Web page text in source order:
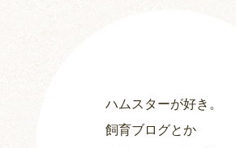
ハムスターが好き。
飼育ブログとか